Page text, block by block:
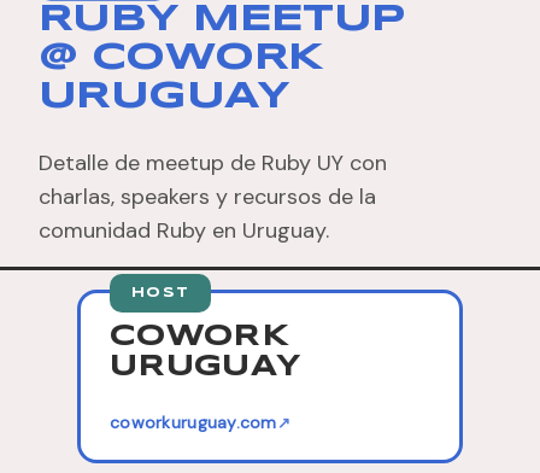
RUBY MEETUP
@ COWORK
URUGUAY
Detalle de meetup de Ruby UY con
charlas, speakers y recursos de la
comunidad Ruby en Uruguay.
HOST
COWORK
URUGUAY
coworkuruguay.com↗